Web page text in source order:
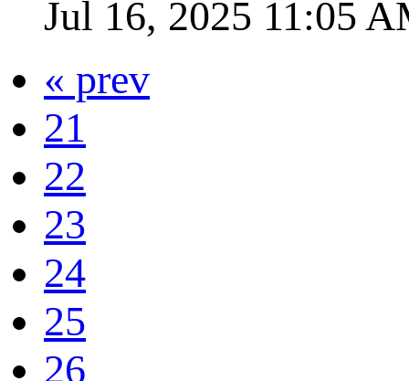
Jul 16, 2025 11:05
« prev
21
22
23
24
25
26